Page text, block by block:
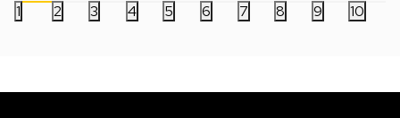
1 2 3 4 5 6 7 8 9 10